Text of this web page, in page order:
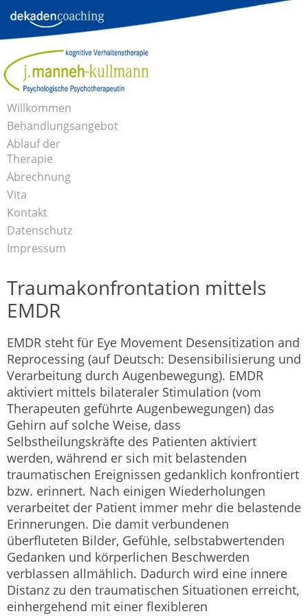
Willkommen
Behandlungsangebot
kogn.
Verhaltenstherapie
Traumakonfrontation
/ EMDR
Akzeptanz-
und
Commitment-
Schematherapie
Paartherapie
Entspannungsverfahren
Ablauf der
Therapie
Sprechstunden/Probatorische
Sitzungen
Antragsstellung
Hilfe zur
Selbsthilfe
Therapiephase
Therapieabschluss
Abrechnung
Vita
Kontakt
Datenschutz
Impressum
Traumakonfrontation mittels
EMDR
EMDR steht für Eye Movement Desensitization and
Reprocessing (auf Deutsch: Desensibilisierung und
Verarbeitung durch Augenbewegung). EMDR
aktiviert mittels bilateraler Stimulation (vom
Therapeuten geführte Augenbewegungen) das
Gehirn auf solche Weise, dass
Selbstheilungskräfte des Patienten aktiviert
werden, während er sich mit belastenden
traumatischen Ereignissen gedanklich konfrontiert
bzw. erinnert. Nach einigen Wiederholungen
verarbeitet der Patient immer mehr die belastende
Erinnerungen. Die damit verbundenen
überfluteten Bilder, Gefühle, selbstabwertenden
Gedanken und körperlichen Beschwerden
verblassen allmählich. Dadurch wird eine innere
Distanz zu den traumatischen Situationen erreicht,
einhergehend mit einer flexibleren